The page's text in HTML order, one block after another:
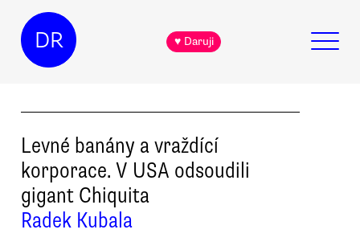
DR ♥ Daruji
Levné banány a vraždící
korporace. V USA odsoudili
gigant Chiquita
Radek Kubala